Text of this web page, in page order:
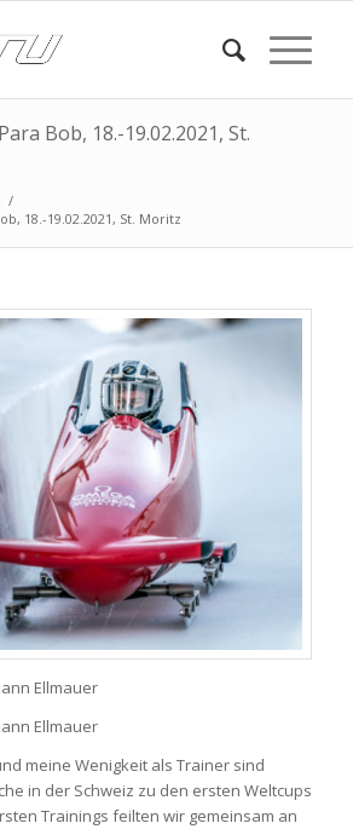
Bob, 18.-19.02.2021, St.
/
18.-19.02.2021, St. Moritz
Ellmauer
Ellmauer
meine Wenigkeit als Trainer sind
in der Schweiz zu den ersten Weltcups
Trainings feilten wir gemeinsam an